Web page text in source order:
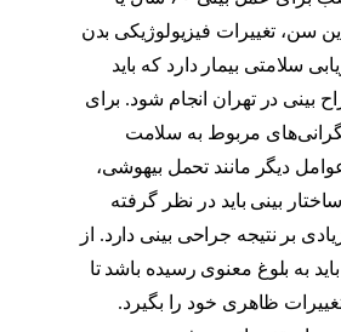
سن، تغییرات فیزیولوژیکی بدن
سلامتی بیمار دارد که باید
بینی در تهران انجام شود. برای
مربوط به سلامت
دیگر مانند تحمل بیهوشی،
بینی باید در نظر گرفته
بر نتیجه جراحی بینی دارد. از
به بلوغ معنوی رسیده باشد تا
ظاهری خود را بگیرد.